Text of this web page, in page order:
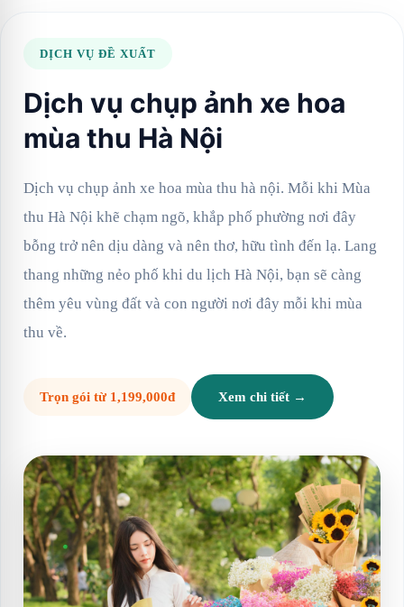
DỊCH VỤ ĐỀ XUẤT
Dịch vụ chụp ảnh xe hoa
mùa thu Hà Nội
Dịch vụ chụp ảnh xe hoa mùa thu hà nội. Mỗi khi Mùa
thu Hà Nội khẽ chạm ngõ, khắp phố phường nơi đây
bỗng trở nên dịu dàng và nên thơ, hữu tình đến lạ. Lang
thang những nẻo phố khi du lịch Hà Nội, bạn sẽ càng
thêm yêu vùng đất và con người nơi đây mỗi khi mùa
thu về.
Trọn gói từ 1,199,000đ Xem chi tiết →